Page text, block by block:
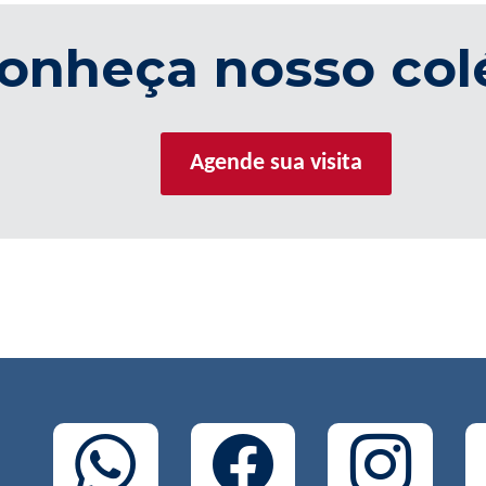
nosso
Agende sua visita